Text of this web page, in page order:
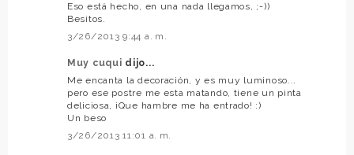
Eso está hecho, en una nada llegamos, ;-))
Besitos.
3/26/2013 9:44 a. m.
Muy cuqui dijo...
Me encanta la decoración, y es muy luminoso...
pero ese postre me esta matando, tiene un pinta
deliciosa, ¡Que hambre me ha entrado! :)
Un beso
3/26/2013 11:01 a. m.